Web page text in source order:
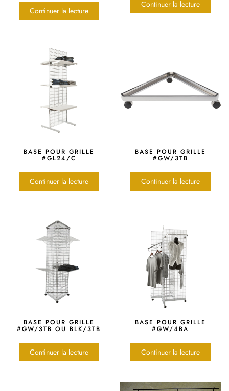
Continuer la lecture
Continuer la lecture
BASE POUR GRILLE
#GL24/C
Continuer la lecture
BASE POUR GRILLE
#GW/3TB
Continuer la lecture
BASE POUR GRILLE
#GW/3TB OU BLK/3TB
Continuer la lecture
BASE POUR GRILLE
#GW/4BA
Continuer la lecture